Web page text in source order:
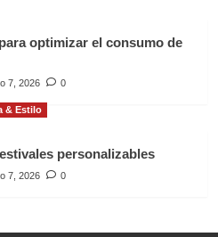
optimizar el consumo de
7, 2026 0
& Estilo
personalizables
7, 2026 0